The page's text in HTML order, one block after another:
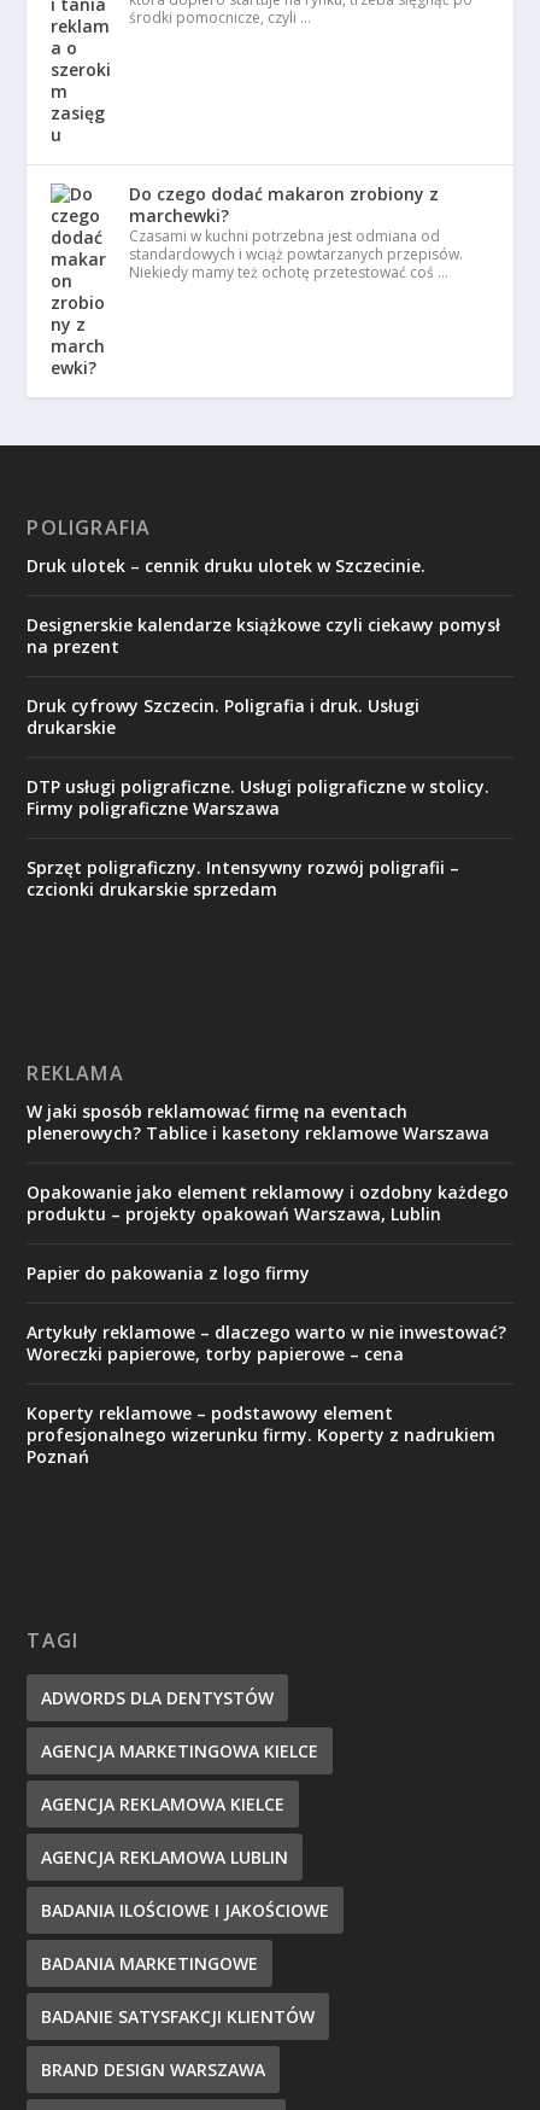
środki pomocnicze, czyli …
Do czego dodać makaron zrobiony z
marchewki?
Czasami w kuchni potrzebna jest odmiana od
standardowych i wciąż powtarzanych przepisów.
Niekiedy mamy też ochotę przetestować coś …
POLIGRAFIA
Druk ulotek – cennik druku ulotek w Szczecinie.
Designerskie kalendarze książkowe czyli ciekawy pomysł
na prezent
Druk cyfrowy Szczecin. Poligrafia i druk. Usługi
drukarskie
DTP usługi poligraficzne. Usługi poligraficzne w stolicy.
Firmy poligraficzne Warszawa
Sprzęt poligraficzny. Intensywny rozwój poligrafii –
czcionki drukarskie sprzedam
REKLAMA
W jaki sposób reklamować firmę na eventach
plenerowych? Tablice i kasetony reklamowe Warszawa
Opakowanie jako element reklamowy i ozdobny każdego
produktu – projekty opakowań Warszawa, Lublin
Papier do pakowania z logo firmy
Artykuły reklamowe – dlaczego warto w nie inwestować?
Woreczki papierowe, torby papierowe – cena
Koperty reklamowe – podstawowy element
profesjonalnego wizerunku firmy. Koperty z nadrukiem
Poznań
TAGI
ADWORDS DLA DENTYSTÓW
AGENCJA MARKETINGOWA KIELCE
AGENCJA REKLAMOWA KIELCE
AGENCJA REKLAMOWA LUBLIN
BADANIA ILOŚCIOWE I JAKOŚCIOWE
BADANIA MARKETINGOWE
BADANIE SATYSFAKCJI KLIENTÓW
BRAND DESIGN WARSZAWA